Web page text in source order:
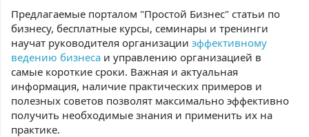
Предлагаемые порталом "Простой Бизнес" статьи по
бизнесу, бесплатные курсы, семинары и тренинги
научат руководителя организации эффективному
ведению бизнеса и управлению организацией в
самые короткие сроки. Важная и актуальная
информация, наличие практических примеров и
полезных советов позволят максимально эффективно
получить необходимые знания и применить их на
практике.